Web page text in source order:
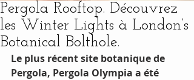
Pergola Rooftop. Découvrez
les Winter Lights à London’s
Botanical Bolthole.
Le plus récent site botanique de
Pergola, Pergola Olympia a été